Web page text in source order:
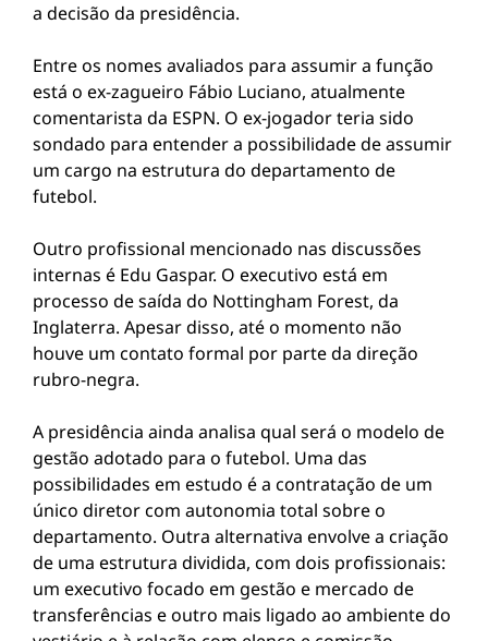
a decisão da presidência.
Entre os nomes avaliados para assumir a função
está o ex-zagueiro Fábio Luciano, atualmente
comentarista da ESPN. O ex-jogador teria sido
sondado para entender a possibilidade de assumir
um cargo na estrutura do departamento de
futebol.
Outro profissional mencionado nas discussões
internas é Edu Gaspar. O executivo está em
processo de saída do Nottingham Forest, da
Inglaterra. Apesar disso, até o momento não
houve um contato formal por parte da direção
rubro-negra.
A presidência ainda analisa qual será o modelo de
gestão adotado para o futebol. Uma das
possibilidades em estudo é a contratação de um
único diretor com autonomia total sobre o
departamento. Outra alternativa envolve a criação
de uma estrutura dividida, com dois profissionais:
um executivo focado em gestão e mercado de
transferências e outro mais ligado ao ambiente do